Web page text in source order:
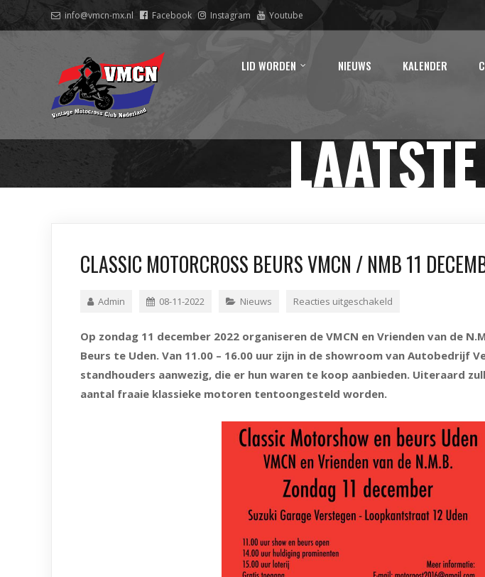
info@vmcn-mx.nl Facebook Instagram Youtube
LID WORDEN NIEUWS KALENDER
CLASSIC MOTORCROSS BEURS VMCN / NMB 11
Admin 08-11-2022 Nieuws Reacties uitgeschakeld
Op zondag 11 december 2022 organiseren de VMCN en Vrienden van de
Beurs te Uden. Van 11.00 – 16.00 uur zijn in de showroom van Autobedrijf
standhouders aanwezig, die er hun waren te koop aanbieden. Uiteraard
aantal fraaie klassieke motoren tentoongesteld worden.